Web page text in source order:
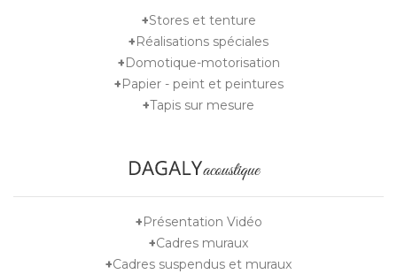
+Stores et tenture
+Réalisations spéciales
+Domotique-motorisation
+Papier - peint et peintures
+Tapis sur mesure
+Présentation Vidéo
+Cadres muraux
+Cadres suspendus et muraux